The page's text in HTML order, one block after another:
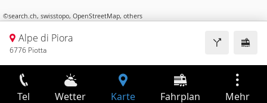
©search.ch, swisstopo, OpenStreetMap, others
Alpe di Piora
6776 Piotta
Tel Wetter Karte Fahrplan Mehr